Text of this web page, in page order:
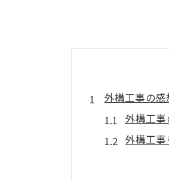
外構工事の
外構工
外構工
外構工